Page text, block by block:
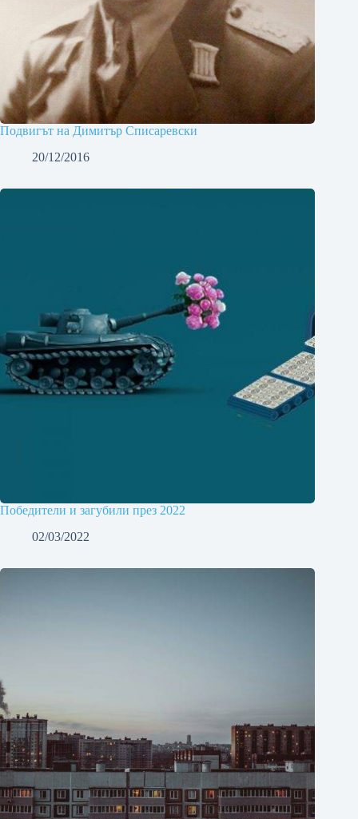
Подвигът на Димитър Списаревски
20/12/2016
Победители и загубили през 2022
02/03/2022